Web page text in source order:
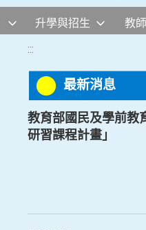
升學與招生 教
:::
最新消息
教育部國民及學前教
研習課程計畫」